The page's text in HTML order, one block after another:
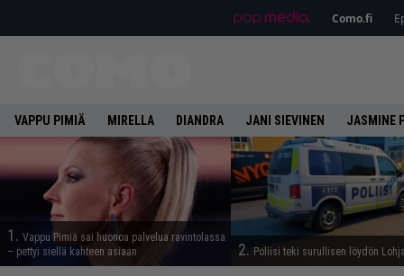
Como.fi
VAPPU PIMIÄ MIRELLA DIANDRA JANI SIEVINEN JASMINE
1. Vappu Pimiä sai huonoa palvelua ravintolassa
– pettyi siellä kahteen asiaan
2. Poliisi teki surullisen löydön